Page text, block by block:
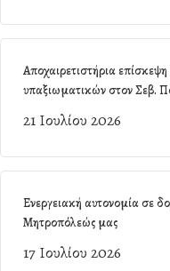
Αποχαιρετιστήρια
υπαξιωματικών στον Σεβ.
21 Ιουλίου 2026
Ενεργειακή αυτονομία σε
Μητροπόλεώς μας
17 Ιουλίου 2026